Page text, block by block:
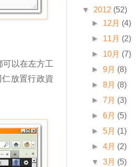
以在左方工
放置行政資
▼
2012 (52)
► 12月 (4)
► 11月 (2)
► 10月 (7)
►9月 (8)
►8月 (8)
►7月 (3)
►6月 (5)
►5月 (1)
►4月 (2)
▼
3月 (5)